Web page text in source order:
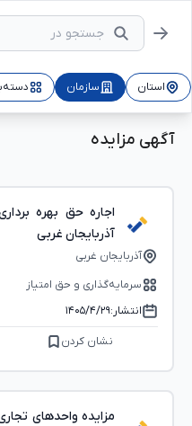
استان سازمان
آگهی مزایده
اجاره حق بهره
آذربایجان غربی
آذربایجان غربی
سرمایه‌گذاری و حق امتیاز
انتشار:۱۴۰۵/۴/۲۹
نشان کردن
مزایده واحدهای